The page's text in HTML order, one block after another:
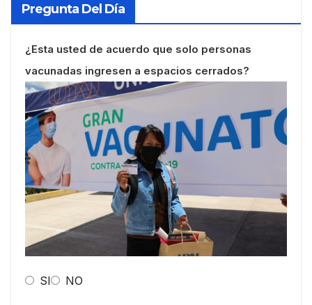
Pregunta Del Día
¿Esta usted de acuerdo que solo personas
vacunadas ingresen a espacios cerrados?
SI NO